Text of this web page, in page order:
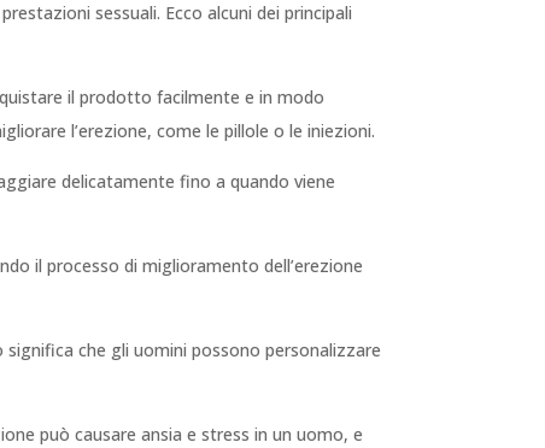
sessuali. Ecco alcuni dei principali
il prodotto facilmente e in modo
l’erezione, come le pillole o le iniezioni.
delicatamente fino a quando viene
il processo di miglioramento dell’erezione
che gli uomini possono personalizzare
può causare ansia e stress in un uomo, e